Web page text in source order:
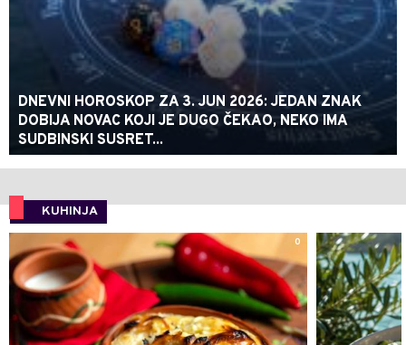
DNEVNI HOROSKOP ZA 3. JUN 2026: JEDAN ZNAK
DOBIJA NOVAC KOJI JE DUGO ČEKAO, NEKO IMA
SUDBINSKI SUSRET...
KUHINJA
0